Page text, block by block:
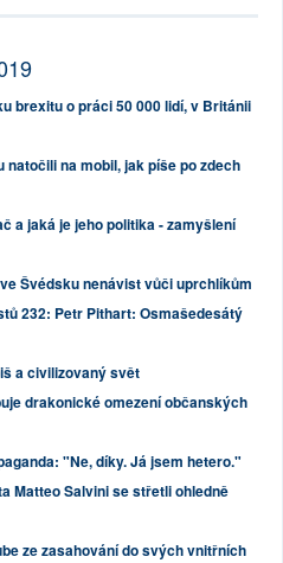
brexitu o práci 50 000 lidí, v Británii
natočili na mobil, jak píše po zdech
a jaká je jeho politika - zamyšlení
Švédsku nenávist vůči uprchlíkům
232: Petr Pithart: Osmašedesátý
a civilizovaný svět
drakonické omezení občanských
"Ne, díky. Já jsem hetero."
Matteo Salvini se střetli ohledně
ze zasahování do svých vnitřních